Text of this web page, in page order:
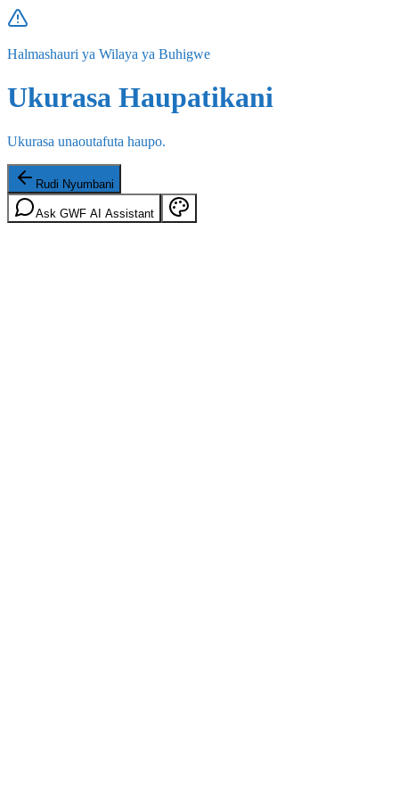
Halmashauri ya Wilaya ya Buhigwe
Ukurasa Haupatikani
Ukurasa unaoutafuta haupo.
Rudi Nyumbani
Ask GWF AI Assistant